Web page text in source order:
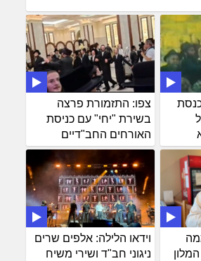
צפו: התזמורת פרצה
בשירת "יחי" עם כניסת
האורחים החב"דיים
וידאו הלילה: אלפים שרים
ניגוני חב"ד ושירי משיח